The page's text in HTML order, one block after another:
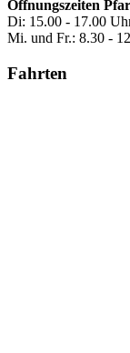
Öffnungszeiten
Di: 15.00 - 17.00
Mi. und Fr.: 8.30 -
Fahrten